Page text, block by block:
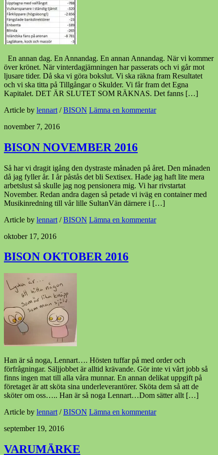
En annan dag. En Annandag. En annan Annandag. När vi kommer
över krönet. När vinterdagjämningen har passerats och vi går mot
ljusare tider. Då ska vi göra bokslut. Vi ska räkna fram Resultatet
och vi ska titta på Tillgångar o Skulder. Vi får fram det Egna
Kapitalet. DET ÄR SLUTET SOM RÄKNAS. Det fanns […]
Article by lennart /BISON Lämna en kommentar
november 7, 2016
BISON NOVEMBER 2016
Så har vi dragit igång den dystraste månaden på året. Den månaden
då jag fyller år. I år påstås det bli Sextisex. Hade jag haft lite mera
arbetslust så skulle jag nog pensionera mig. Vi har rivstartat
November. Redan andra dagen så petade vi iväg en container med
Musikinredning till vår lille SultanVän därnere i […]
Article by lennart /BISON Lämna en kommentar
oktober 17, 2016
BISON OKTOBER 2016
Han är så noga, Lennart…. Hösten tuffar på med order och
förfrågningar. Säljjobbet är alltid krävande. Gör inte vi vårt jobb så
finns ingen mat till alla våra munnar. En annan delikat uppgift på
företaget är att sköta sina underleverantörer. Sköta dem så att de
sköter om oss….. Han är så noga Lennart…Dom sätter allt […]
Article by lennart /BISON Lämna en kommentar
september 19, 2016
VARUMÄRKE